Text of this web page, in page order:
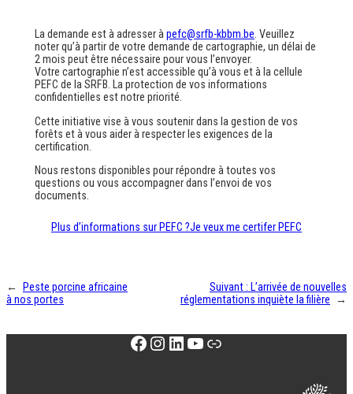
La demande est à adresser àpefc@srfb-kbbm.be. Veuillez
noter qu’à partir de votre demande de cartographie, un délai de
2 mois peut être nécessaire pour vous l’envoyer.
Votre cartographie n’est accessible qu’à vous et à la cellule
PEFC de la SRFB. La protection de vos informations
confidentielles est notre priorité.
Cette initiative vise à vous soutenir dans la gestion de vos
forêts et à vous aider à respecter les exigences de la
certification.
Nous restons disponibles pour répondre à toutes vos
questions ou vous accompagner dans l’envoi de vos
documents.
Plus d’informations sur PEFC ?Je veux me certifer PEFC
←
Peste porcine africaine
à nos portes
Suivant : L’arrivée de nouvelles
réglementations inquiète la filière
→
Facebook
Instagram
LinkedIn
YouTube
Lien